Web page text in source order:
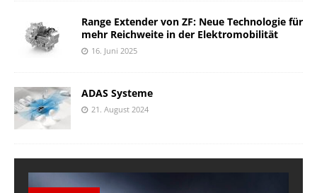
Range Extender von ZF: Neue Technologie für
mehr Reichweite in der Elektromobilität
16. Juni 2025
ADAS Systeme
21. August 2024